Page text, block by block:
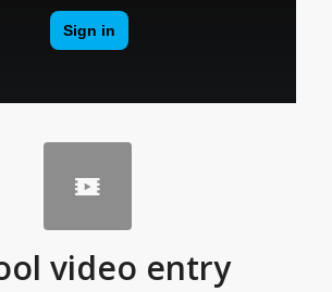
video entry